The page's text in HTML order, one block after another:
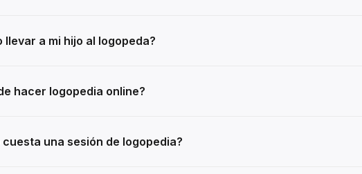
llevar a mi hijo al logopeda?
hacer logopedia online?
cuesta una sesión de logopedia?